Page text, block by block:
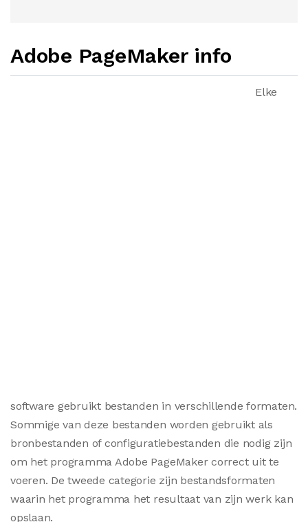
Adobe PageMaker info
Elke
software gebruikt bestanden in verschillende formaten.
Sommige van deze bestanden worden gebruikt als
bronbestanden of configuratiebestanden die nodig zijn
om het programma Adobe PageMaker correct uit te
voeren. De tweede categorie zijn bestandsformaten
waarin het programma het resultaat van zijn werk kan
opslaan.